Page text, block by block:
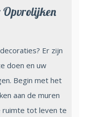
Er zijn
doen en uw
Begin met het
aan de muren
ruimte tot leven te